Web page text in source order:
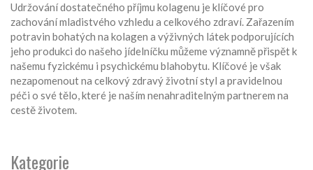
Udržování dostatečného příjmu kolagenu je klíčové pro
zachování mladistvého vzhledu a celkového zdraví. Zařazením
potravin bohatých na kolagen a výživných látek podporujících
jeho produkci do našeho jídelníčku můžeme významně přispět k
našemu fyzickému i psychickému blahobytu. Klíčové je však
nezapomenout na celkový zdravý životní styl a pravidelnou
péči o své tělo, které je naším nenahraditelným partnerem na
cestě životem.
Kategorie